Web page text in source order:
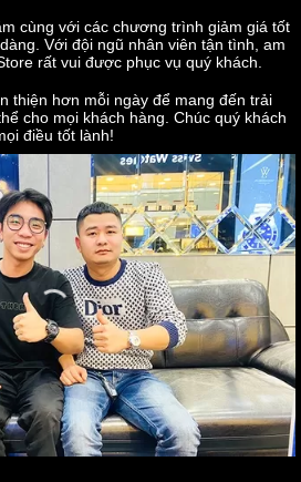
cùng với các chương trình giảm giá tốt
Với đội ngũ nhân viên tận tình, am
rất vui được phục vụ quý khách.
thiện hơn mỗi ngày để mang đến trải
cho mọi khách hàng. Chúc quý khách
điều tốt lành!